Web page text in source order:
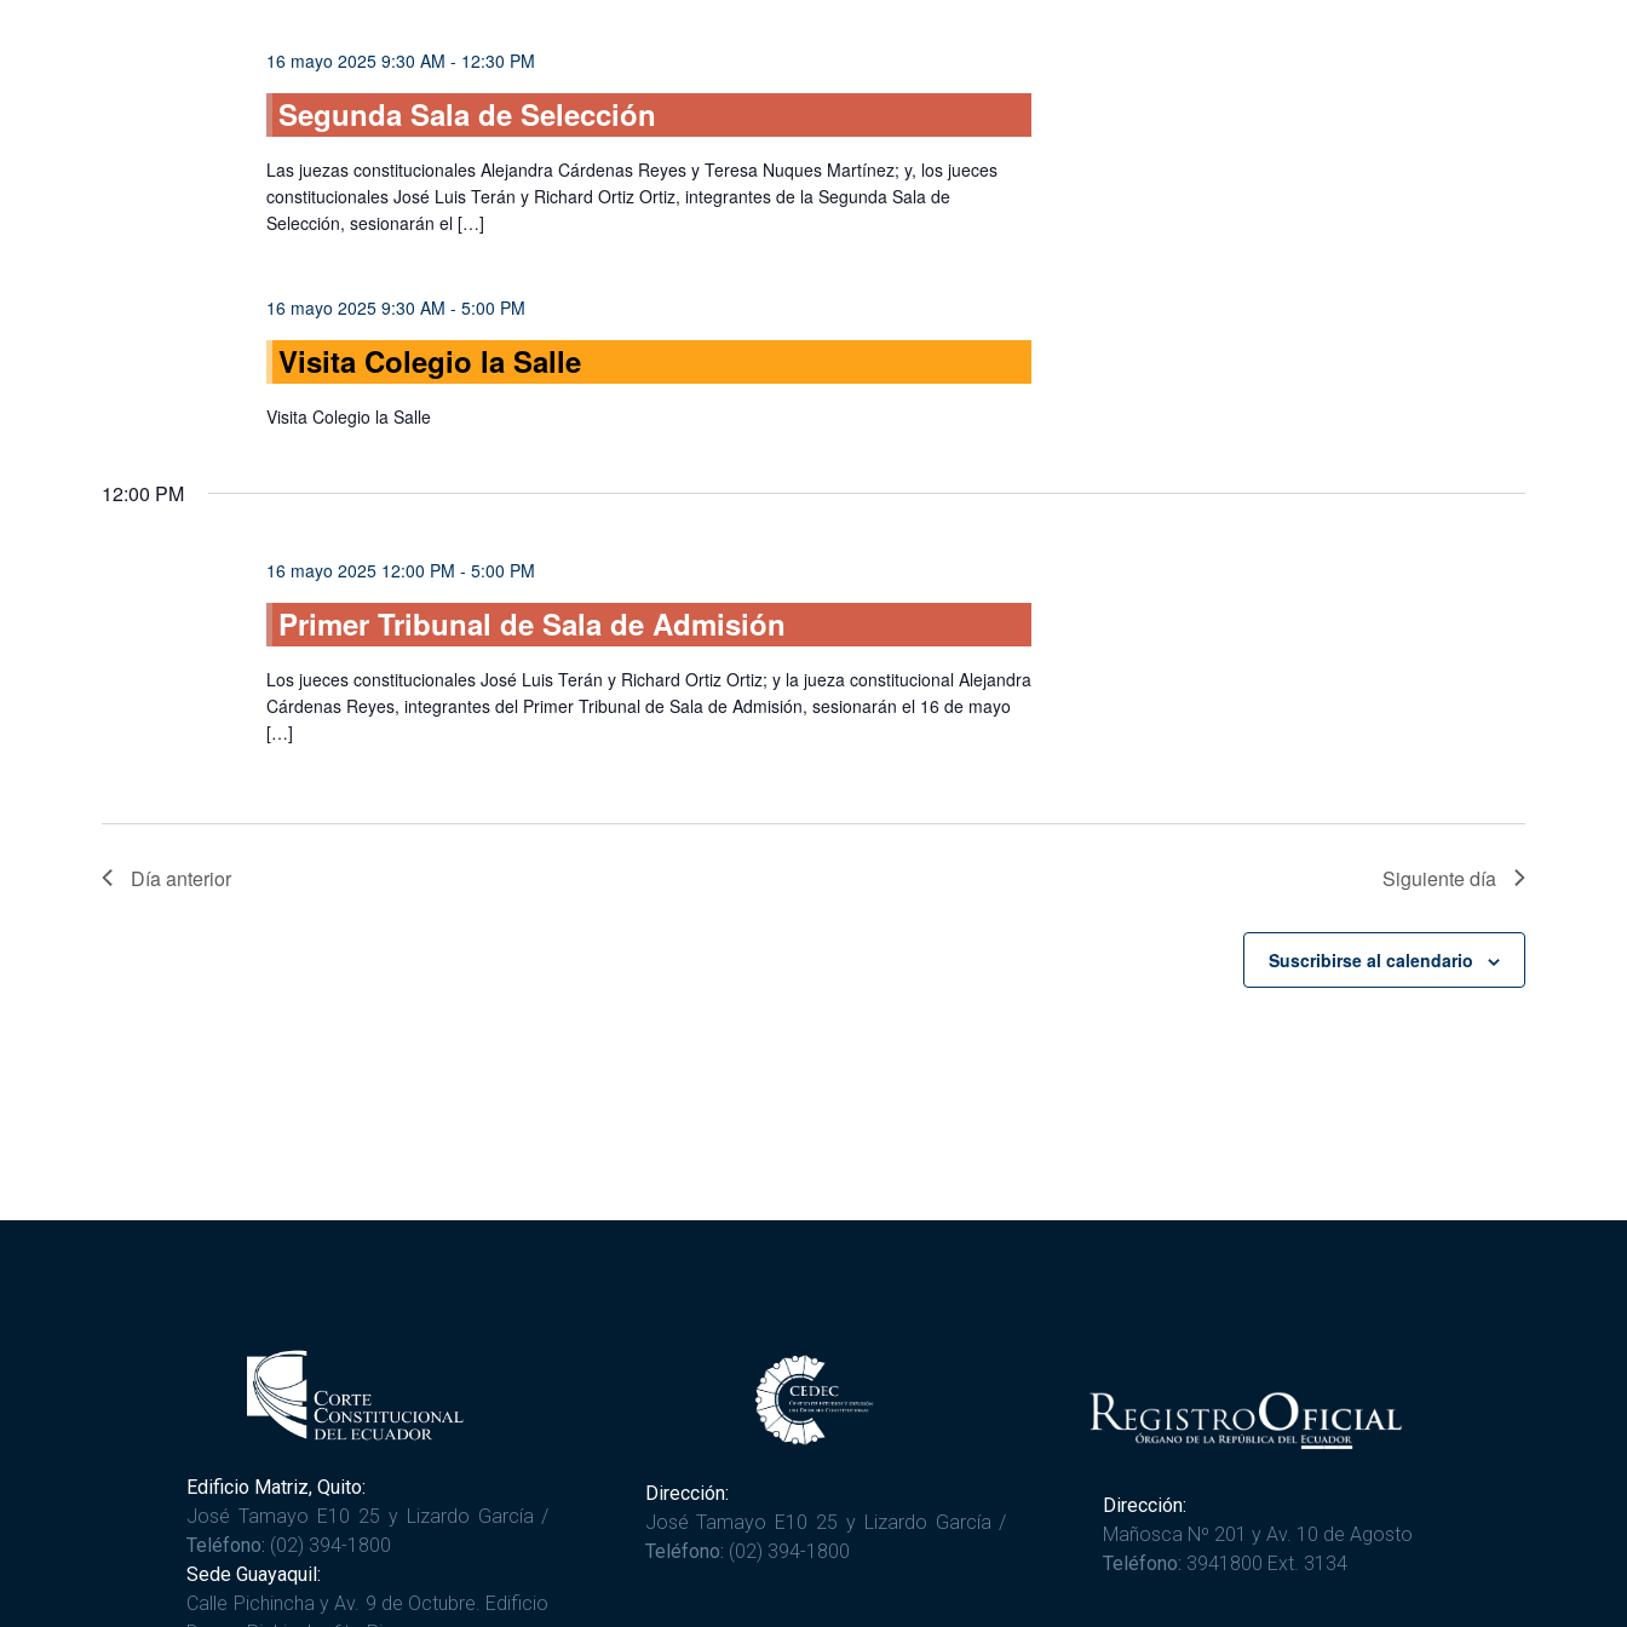
16 mayo 2025 9:30 AM - 12:30 PM
Segunda Sala de Selección
Las juezas constitucionales Alejandra Cárdenas Reyes y Teresa Nuques Martínez; y, los jueces
constitucionales José Luis Terán y Richard Ortiz Ortiz, integrantes de la Segunda Sala de
Selección, sesionarán el […]
16 mayo 2025 9:30 AM - 5:00 PM
Visita Colegio la Salle
Visita Colegio la Salle
12:00 PM
16 mayo 2025 12:00 PM - 5:00 PM
Primer Tribunal de Sala de Admisión
Los jueces constitucionales José Luis Terán y Richard Ortiz Ortiz; y la jueza constitucional Alejandra
Cárdenas Reyes, integrantes del Primer Tribunal de Sala de Admisión, sesionarán el 16 de mayo
[…]
Día anterior Siguiente día
Suscribirse al calendario
Edificio Matriz, Quito:
José Tamayo E10 25 y Lizardo García /
Teléfono: (02) 394-1800
Sede Guayaquil:
Calle Pichincha y Av. 9 de Octubre. Edificio
Dirección:
José Tamayo E10 25 y Lizardo García /
Teléfono: (02) 394-1800
Dirección:
Mañosca Nº 201 y Av. 10 de Agosto
Teléfono: 3941800 Ext. 3134